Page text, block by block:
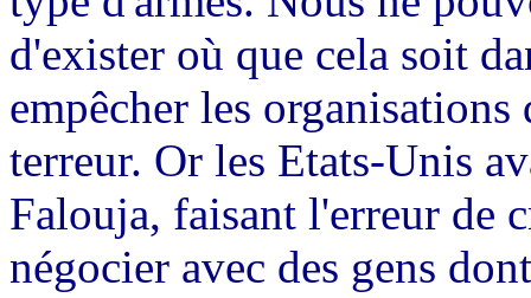
d'exister où que cela soit
empêcher les
terreur. Or les Etats-Unis
Falouja, faisant l'erreur de
négocier avec des gens